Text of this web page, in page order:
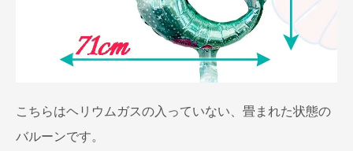
こちらはヘリウムガスの入っていない、畳まれた状態の
バルーンです。